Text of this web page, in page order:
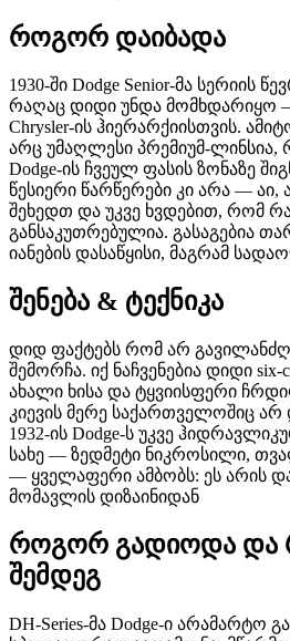
როგორ დაიბადა
1930-ში Dodge Senior-მა სერიის
რაღაც დიდი უნდა მომხდარიყო
Chrysler-ის ჰიერარქიისთვის.
არც უმაღლესი პრემიუმ-ლინსია,
Dodge-ის ჩვეულ ფასის ზონაზე
წესიერი წარწერები კი არა — აი,
შეხედთ და უკვე ხვდებით, რომ
განსაკუთრებულია. გასაგებია
იანების დასაწყისი, მაგრამ
შენება & ტექნიკა
დიდ ფაქტებს რომ არ
შემორჩა. იქ ნაჩვენებია დიდი six-
ახალი ხისა და ტყვიისფერი
კიევის მერე საქართველოშიც
1932-ის Dodge-ს უკვე
სახე — ზედმეტი ნიკროსილი,
— ყველაფერი ამბობს: ეს არის
მომავლის დიზაინიდან
როგორ გადიოდა და
შემდეგ
DH-Series-მა Dodge-ი არამარტო